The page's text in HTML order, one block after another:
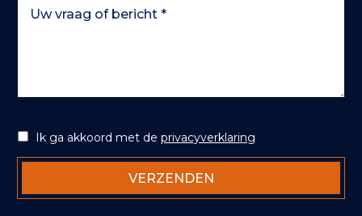
Ik ga akkoord met deprivacyverklaring